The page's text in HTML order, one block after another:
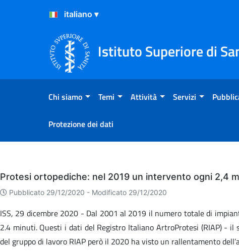
Salta al Contenuto
Salta al Footer
Istituto Superiore di
Chi siamo Temi Attività Servizi
Protezione dei dati
Eventi
Protesi ortopediche: nel 2019 un intervento ogni 2,4
Pubblicato 29/12/2020 - Modificato 29/12/2020
ISS, 29 dicembre 2020 - Dal 2001 al 2019 il numero totale di
2.4 minuti. Questi i dati del Registro Italiano ArtroProtesi (RIAP) -
del gruppo di lavoro RIAP però il 2020 ha visto un rallentamento